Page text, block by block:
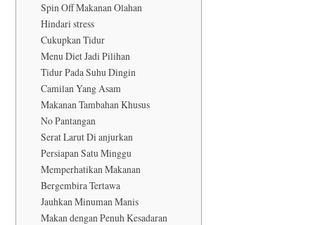
Spin Off Makanan Olahan
Hindari stress
Cukupkan Tidur
Menu Diet Jadi Pilihan
Tidur Pada Suhu Dingin
Camilan Yang Asam
Makanan Tambahan Khusus
No Pantangan
Serat Larut Di anjurkan
Persiapan Satu Minggu
Memperhatikan Makanan
Bergembira Tertawa
Jauhkan Minuman Manis
Makan dengan Penuh Kesadaran